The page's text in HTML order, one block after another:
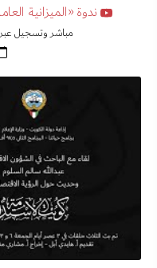
ندوة «الميزانية
مباشر وتسجيل